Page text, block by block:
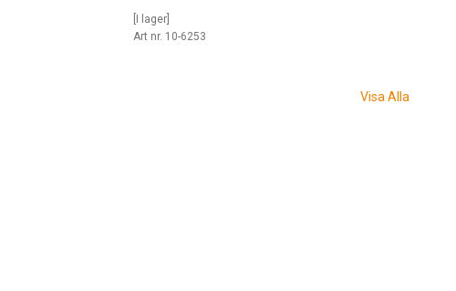
[I lager]
Art nr. 10-6253
Visa Alla